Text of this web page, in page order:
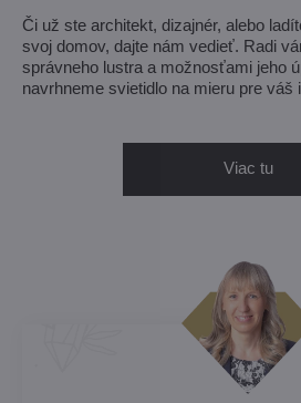
Či už ste architekt, dizajnér, alebo
svoj domov, dajte nám vedieť. Radi
správneho lustra a možnosťami jeho
navrhneme svietidlo na mieru pre váš
Viac tu